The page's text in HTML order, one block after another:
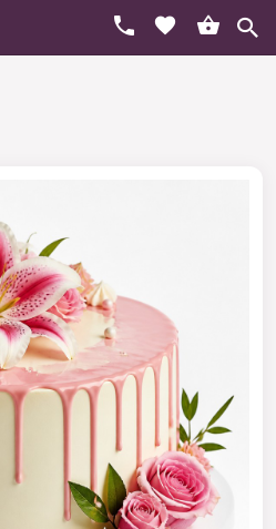
рождения
подтеками
с подтеками